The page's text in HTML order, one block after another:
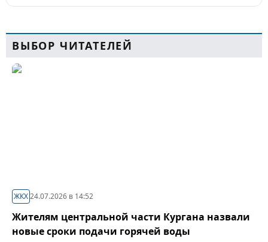
ВЫБОР ЧИТАТЕЛЕЙ
ЖКХ24.07.2026 в 14:52
Жителям центральной части Кургана назвали
новые сроки подачи горячей воды